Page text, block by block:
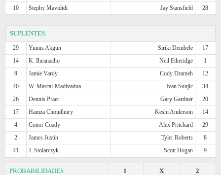
10
Stephy Mavididi Jay Stansfield 28
SUPLENTES:
29 Yunus Akgun Siriki Dembele
17
14
K. Iheanacho Neil Etheridge
1
9
Jamie Vardy Cody Drameh
12
40
W. Marcal-Madivadua Ivan Sunjic
34
26
Dennis Praet Gary Gardner
20
17
Hamza Choudhury Keshi Anderson
14
4
Conor Coady Alex Pritchard
29
2
James Justin Tyler Roberts
8
41
J. Stolarczyk Scott Hogan 9
PROBABILIDADES 2
X
1